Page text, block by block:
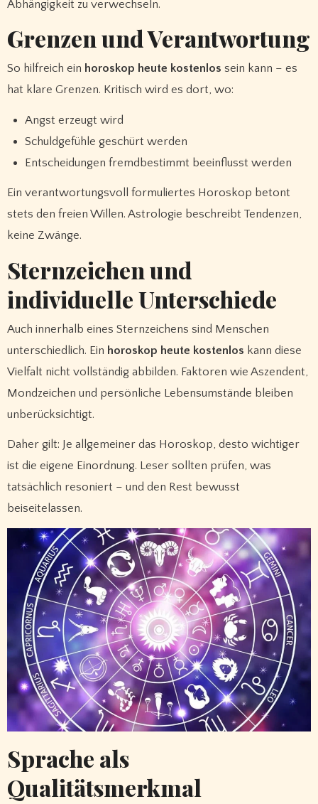
Abhängigkeit zu verwechseln.
Grenzen und Verantwortung
So hilfreich ein horoskop heute kostenlos sein kann – es
hat klare Grenzen. Kritisch wird es dort, wo:
Angst erzeugt wird
Schuldgefühle geschürt werden
Entscheidungen fremdbestimmt beeinflusst werden
Ein verantwortungsvoll formuliertes Horoskop betont
stets den freien Willen. Astrologie beschreibt Tendenzen,
keine Zwänge.
Sternzeichen und
individuelle Unterschiede
Auch innerhalb eines Sternzeichens sind Menschen
unterschiedlich. Ein horoskop heute kostenlos kann diese
Vielfalt nicht vollständig abbilden. Faktoren wie Aszendent,
Mondzeichen und persönliche Lebensumstände bleiben
unberücksichtigt.
Daher gilt: Je allgemeiner das Horoskop, desto wichtiger
ist die eigene Einordnung. Leser sollten prüfen, was
tatsächlich resoniert – und den Rest bewusst
beiseitelassen.
Sprache als
Qualitätsmerkmal